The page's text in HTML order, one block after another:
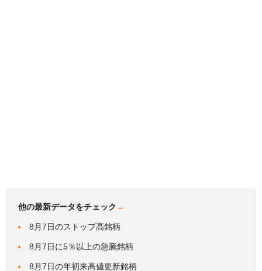
他の最新データをチェック →
8月7日のストップ高銘柄
8月7日に5％以上の急騰銘柄
8月7日の年初来高値更新銘柄